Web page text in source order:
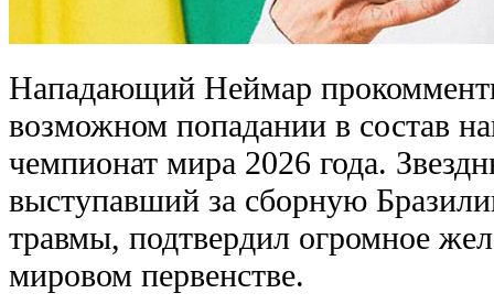
Нападающий Неймар
возможном попадании в состав
чемпионат мира 2026 года.
выступавший за сборную
травмы, подтвердил огромное
мировом первенстве.